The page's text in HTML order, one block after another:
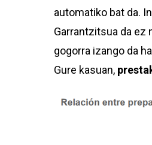
automatiko bat da.
Garrantzitsua da ez
gogorra izango da
Gure kasuan,